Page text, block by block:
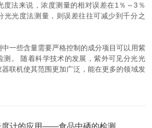
法来说，浓度测量的相对误差在1％～3％
光光度法测量，则误差往往可减少到千分之
些含量需要严格控制的成分项目可以用紫
测。 随着科学技术的发展，紫外可见分光光
联机使其范围更加广泛，能在更多的领域发
度计的应用——食品中硒的检测